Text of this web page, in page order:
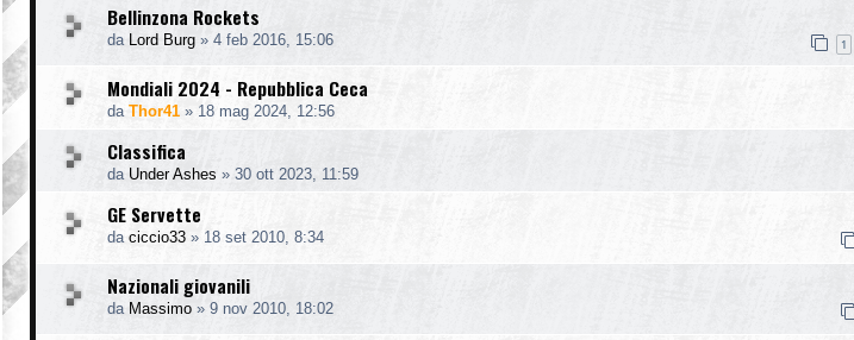
Bellinzona Rockets
da Lord Burg » 4 feb 2016, 15:06 1
Mondiali 2024 - Repubblica Ceca
da Thor41 » 18 mag 2024, 12:56
Classifica
da Under Ashes » 30 ott 2023, 11:59
GE Servette
da ciccio33 » 18 set 2010, 8:34
Nazionali giovanili
da Massimo » 9 nov 2010, 18:02